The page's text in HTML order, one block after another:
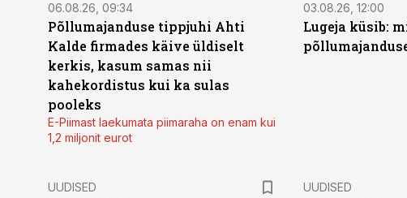
06.08.26, 09:34
Põllumajanduse tippjuhi Ahti
Kalde firmades käive üldiselt
kerkis, kasum samas nii
kahekordistus kui ka sulas
pooleks
E-Piimast laekumata piimaraha on enam kui
1,2 miljonit eurot
03.08.26, 12:00
Lugeja küsib:
UUDISED
UUDISED